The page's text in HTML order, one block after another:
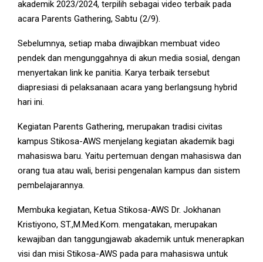
akademik 2023/2024, terpilih sebagai video terbaik pada
acara Parents Gathering, Sabtu (2/9).
Sebelumnya, setiap maba diwajibkan membuat video
pendek dan mengunggahnya di akun media sosial, dengan
menyertakan link ke panitia. Karya terbaik tersebut
diapresiasi di pelaksanaan acara yang berlangsung hybrid
hari ini.
Kegiatan Parents Gathering, merupakan tradisi civitas
kampus Stikosa-AWS menjelang kegiatan akademik bagi
mahasiswa baru. Yaitu pertemuan dengan mahasiswa dan
orang tua atau wali, berisi pengenalan kampus dan sistem
pembelajarannya.
Membuka kegiatan, Ketua Stikosa-AWS Dr. Jokhanan
Kristiyono, ST.,M.Med.Kom. mengatakan, merupakan
kewajiban dan tanggungjawab akademik untuk menerapkan
visi dan misi Stikosa-AWS pada para mahasiswa untuk